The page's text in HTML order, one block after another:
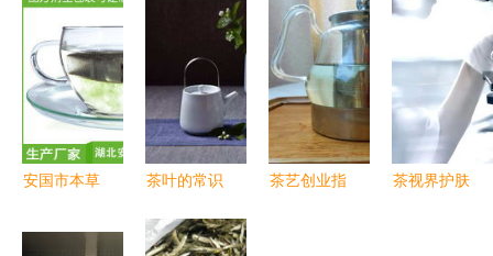
一杯香的匠
心之旅
场终拍价
16888元/斤
叶加工工职
工职业技能
竞赛在景迈
山圆满举办
的解决方案
分包装机如
何以卓越性
能助力食品
与茶叶行业
安国市本草
茶叶的常识
绿叶到灵魂
茶艺创业指
茶视界护肤